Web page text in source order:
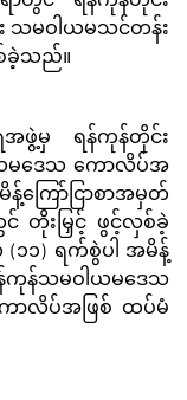
သမဝါယမသင်တန်း
စ်ခဲ့သည်။
အဖွဲ့မှ ရန်ကုန်တိုင်း
မဒေသ ကောလိပ်အ
ော်ငြာစာအမှတ်
တိုးမြှင့် ဖွင့်လှစ်ခဲ့
၁) ရက်စွဲပါ အမိန့်
ကုန်သမဝါယမဒေသ
ာလိပ်အဖြစ် ထပ်မံ